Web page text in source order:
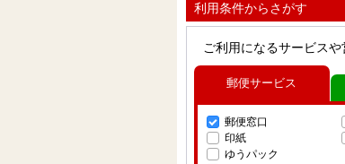
利用条件からさがす
ご利用になるサービスや
郵便サービス
郵便窓口
印紙
ゆうパック